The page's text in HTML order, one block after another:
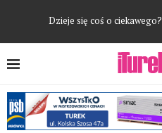
Dzieje się coś o ciekawego?